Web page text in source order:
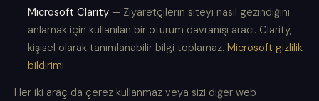
Microsoft Clarity — Ziyaretçilerin siteyi nasıl gezindiğini
anlamak için kullanılan bir oturum davranışı aracı. Clarity,
kişisel olarak tanımlanabilir bilgi toplamaz. Microsoft gizlilik
bildirimi
Her iki araç da çerez kullanmaz veya sizi diğer web